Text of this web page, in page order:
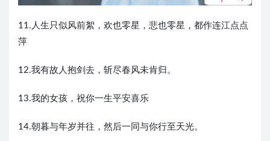
11.人生只似风前絮，欢也零星，悲也零星，都作连江点点
萍
12.我有故人抱剑去，斩尽春风未肯归。
13.我的女孩，祝你一生平安喜乐
14.朝暮与年岁并往，然后一同与你行至天光。